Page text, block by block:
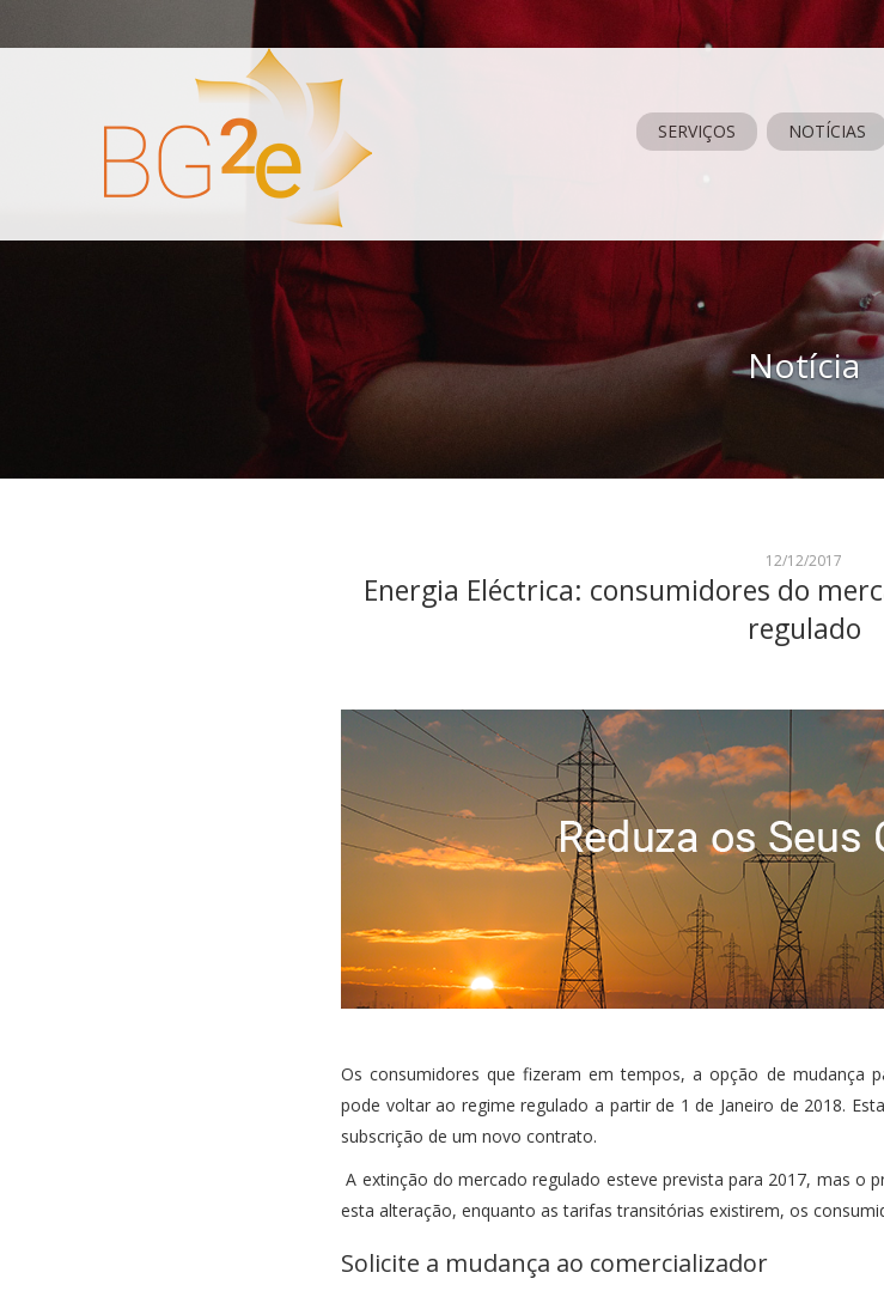
SERVIÇOS NOTÍCIAS
Notícia
12/12/2017
Energia Eléctrica: consumidores do
regulado
Os consumidores que fizeram em tempos, a opção de mudança
pode voltar ao regime regulado a partir de 1 de Janeiro de 2018.
subscrição de um novo contrato.
A extinção do mercado regulado esteve prevista para 2017, mas o
esta alteração, enquanto as tarifas transitórias existirem, os
Solicite a mudança ao comercializador